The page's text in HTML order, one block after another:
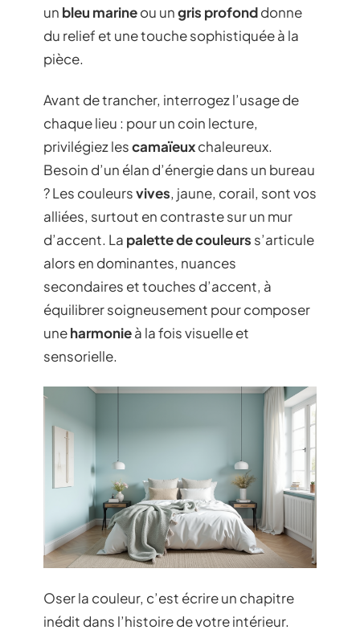
un bleu marineou ungris profonddonne
du relief et une touche sophistiquée à la
pièce.
Avant de trancher, interrogez l’usage de
chaque lieu : pour un coin lecture,
privilégiez lescamaïeuxchaleureux.
Besoin d’un élan d’énergie dans un bureau
? Les couleursvives, jaune, corail, sont vos
alliées, surtout en contraste sur un mur
d’accent. La palette de couleurs s’articule
alors en dominantes, nuances
secondaires et touches d’accent, à
équilibrer soigneusement pour composer
uneharmonieà la fois visuelle et
sensorielle.
Oser la couleur, c’est écrire un chapitre
inédit dans l’histoire de votre intérieur.